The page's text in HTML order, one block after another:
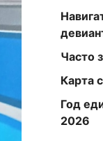
Часто
Карта
Год
2026